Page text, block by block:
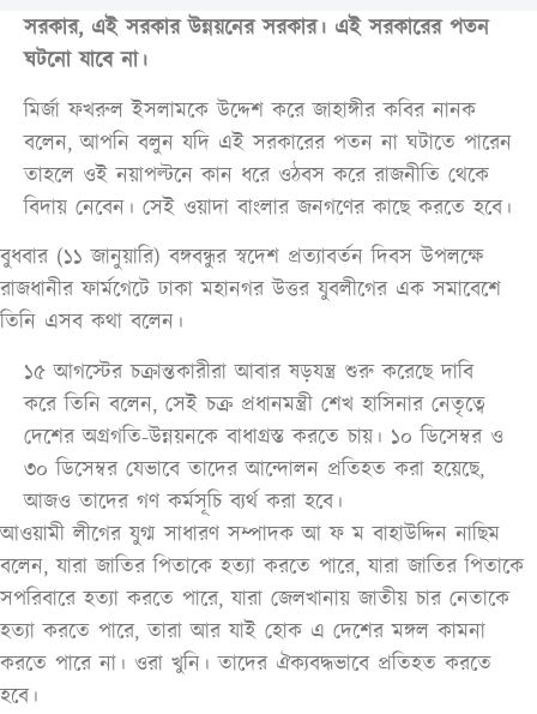
সরকার, এই সরকার উন্নয়নের সরকার। এই সরকারের পতন
ঘটনো যাবে না।
মির্জা ফখরুল ইসলামকে উদ্দেশ করে জাহাঙ্গীর কবির নানক
বলেন, আপনি বলুন যদি এই সরকারের পতন না ঘটাতে পারেন
তাহলে ওই নয়াপল্টনে কান ধরে ওঠবস করে রাজনীতি থেকে
বিদায় নেবেন। সেই ওয়াদা বাংলার জনগণের কাছে করতে হবে।
বুধবার (১১ জানুয়ারি) বঙ্গবন্ধুর স্বদেশ প্রত্যাবর্তন দিবস উপলক্ষে
রাজধানীর ফার্মগেটে ঢাকা মহানগর উত্তর যুবলীগের এক সমাবেশে
তিনি এসব কথা বলেন।
১৫ আগস্টের চক্রান্তকারীরা আবার ষড়যন্ত্র শুরু করেছে দাবি
করে তিনি বলেন, সেই চক্র প্রধানমন্ত্রী শেখ হাসিনার নেতৃত্বে
দেশের অগ্রগতি-উন্নয়নকে বাধাগ্রস্ত করতে চায়। ১০ ডিসেম্বর ও
৩০ ডিসেম্বর যেভাবে তাদের আন্দোলন প্রতিহত করা হয়েছে,
আজও তাদের গণ কর্মসূচি ব্যর্থ করা হবে।
আওয়ামী লীগের যুগ্ম সাধারণ সম্পাদক আ ফ ম বাহাউদ্দিন নাছিম
বলেন, যারা জাতির পিতাকে হত্যা করতে পারে, যারা জাতির পিতাকে
সপরিবারে হত্যা করতে পারে, যারা জেলখানায় জাতীয় চার নেতাকে
হত্যা করতে পারে, তারা আর যাই হোক এ দেশের মঙ্গল কামনা
করতে পারে না। ওরা খুনি। তাদের ঐক্যবদ্ধভাবে প্রতিহত করতে
হবে।